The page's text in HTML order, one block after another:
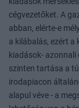
cégvezetőket. A
abban, elérte-e
a kilábalás, ezért
kiadások- azonnali
szinten tartása a
irodapiacon
alapul véve - a